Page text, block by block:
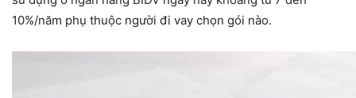
10%/năm phụ thuộc người đi vay chọn gói nào.